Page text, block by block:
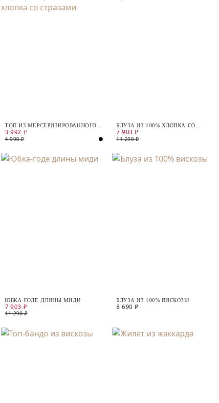
ТОП ИЗ МЕРСЕРИЗИРОВАННОГО
ХЛОПКА СО СТРАЗАМИ
3 992 ₽
4 990 ₽
БЛУЗА ИЗ 100% ХЛОПКА СО
СТРАЗАМИ
7 903 ₽
11 290 ₽
ЮБКА-ГОДЕ ДЛИНЫ МИДИ
7 903 ₽
11 290 ₽
БЛУЗА ИЗ 100% ВИСКОЗЫ
8 690 ₽